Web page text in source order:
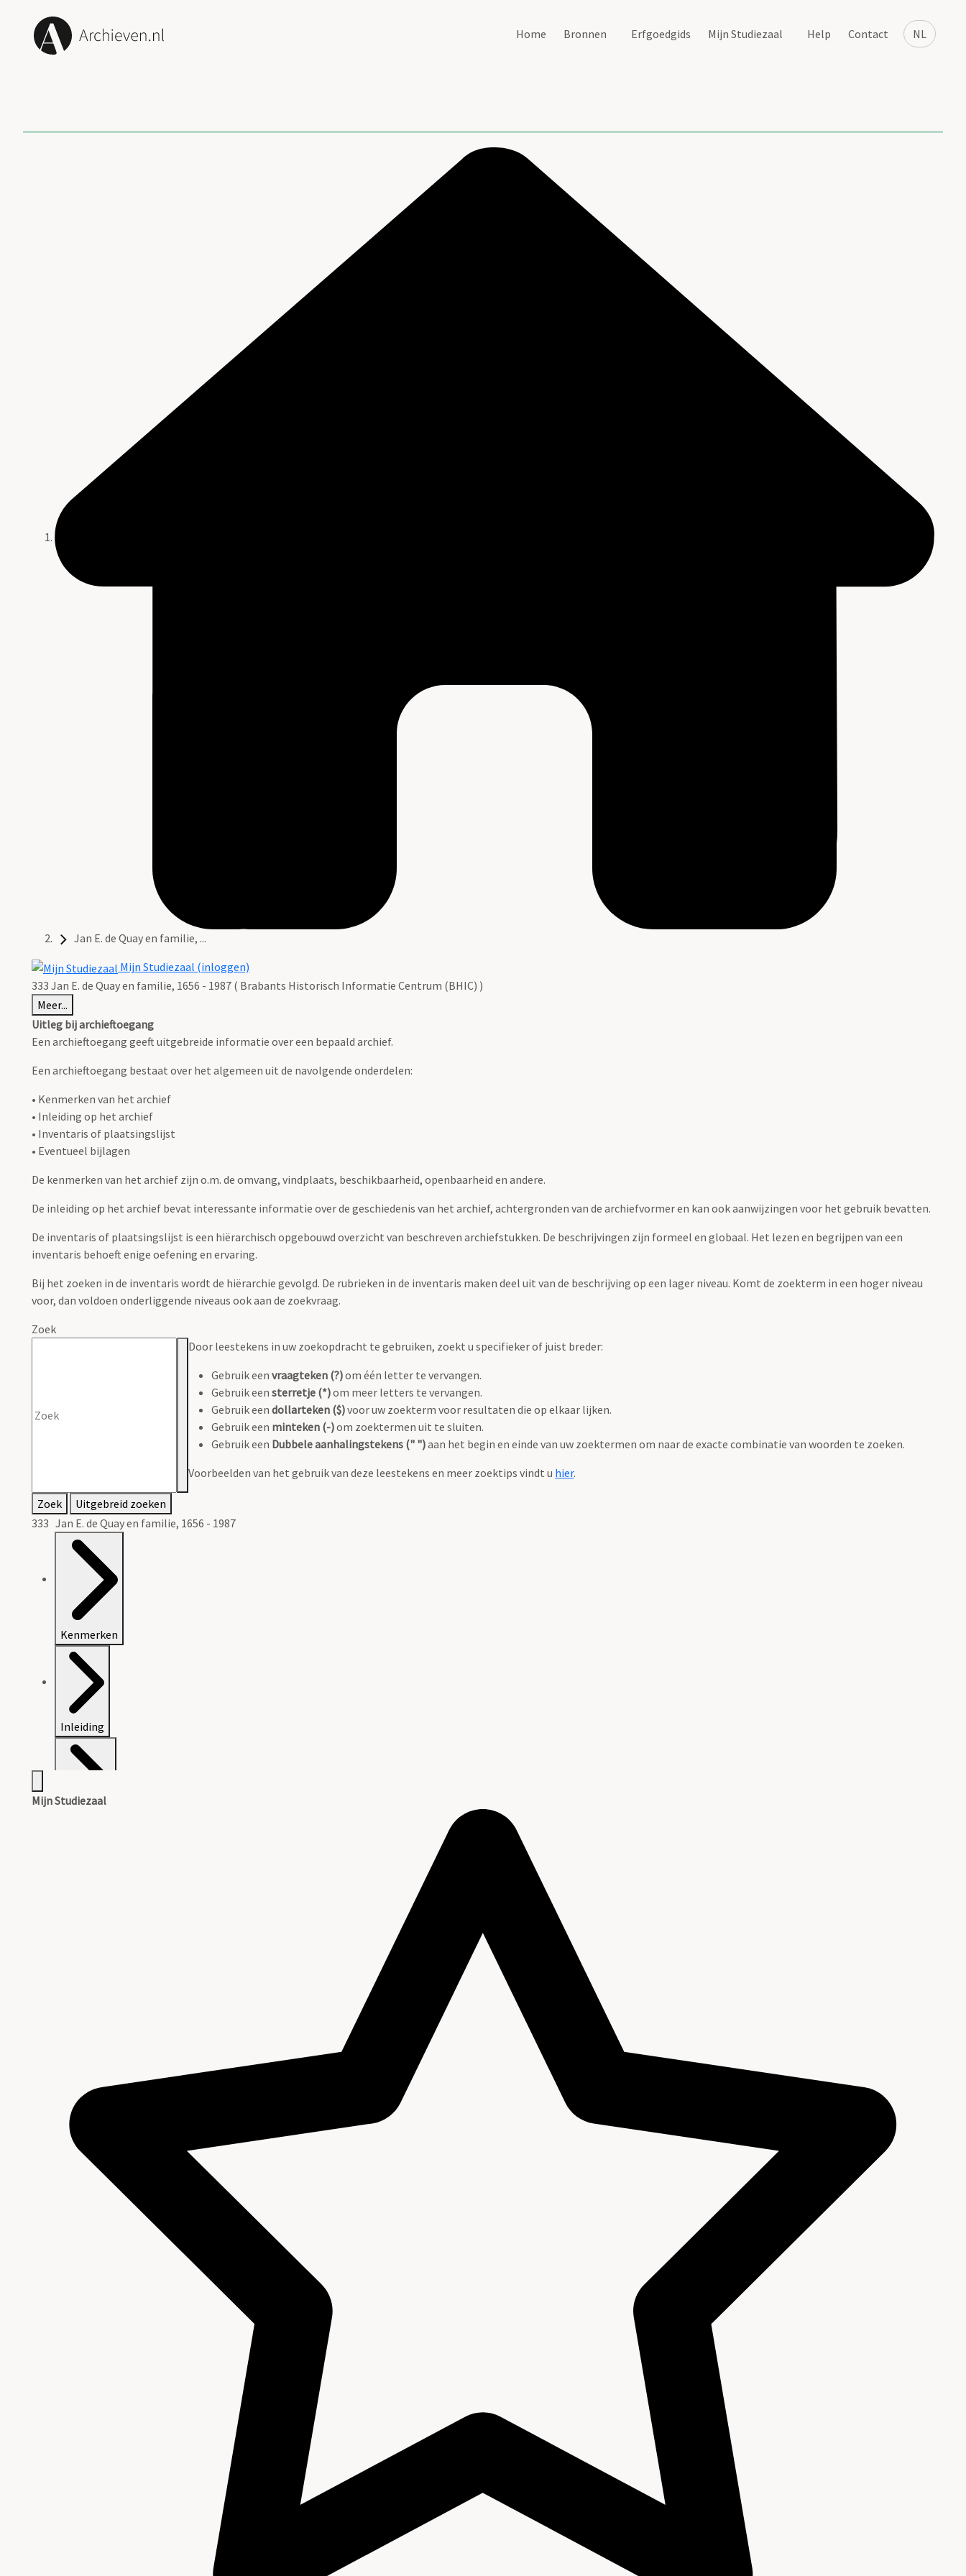
NL
Home Bronnen Erfgoedgids Mijn Studiezaal Help Contact
Jan E. de Quay en familie, ...
Mijn Studiezaal (inloggen)
333 Jan E. de Quay en familie, 1656 - 1987 ( Brabants Historisch Informatie Centrum (BHIC) )
Meer...
Uitleg bij archieftoegang
Een archieftoegang geeft uitgebreide informatie over een bepaald archief.
Een archieftoegang bestaat over het algemeen uit de navolgende onderdelen:
• Kenmerken van het archief
• Inleiding op het archief
• Inventaris of plaatsingslijst
• Eventueel bijlagen
De kenmerken van het archief zijn o.m. de omvang, vindplaats, beschikbaarheid, openbaarheid en andere.
De inleiding op het archief bevat interessante informatie over de geschiedenis van het archief, achtergronden van de archiefvormer en kan ook aanwijzingen voor het gebruik bevatten.
De inventaris of plaatsingslijst is een hiërarchisch opgebouwd overzicht van beschreven archiefstukken. De beschrijvingen zijn formeel en globaal. Het lezen en begrijpen van een
inventaris behoeft enige oefening en ervaring.
Bij het zoeken in de inventaris wordt de hiërarchie gevolgd. De rubrieken in de inventaris maken deel uit van de beschrijving op een lager niveau. Komt de zoekterm in een hoger niveau
voor, dan voldoen onderliggende niveaus ook aan de zoekvraag.
Zoek
Door leestekens in uw zoekopdracht te gebruiken, zoekt u specifieker of juist breder:
Gebruik een vraagteken (?)om één letter te vervangen.
Gebruik een sterretje (*)om meer letters te vervangen.
Gebruik een dollarteken ($)voor uw zoekterm voor resultaten die op elkaar lijken.
Gebruik een minteken (-)om zoektermen uit te sluiten.
Gebruik een Dubbele aanhalingstekens (" ")aan het begin en einde van uw zoektermen om naar de exacte combinatie van woorden te zoeken.
Voorbeelden van het gebruik van deze leestekens en meer zoektips vindt u hier.
Zoek
Uitgebreid zoeken
333 Jan E. de Quay en familie, 1656 - 1987
Kenmerken
Inleiding
Mijn Studiezaal